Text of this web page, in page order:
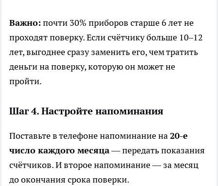
Важно: почти 30% приборов старше 6 лет не
проходят поверку. Если счётчику больше 10–12
лет, выгоднее сразу заменить его, чем тратить
деньги на поверку, которую он может не
пройти.
Шаг 4. Настройте напоминания
Поставьте в телефоне напоминание на20-е
число каждого месяца— передать показания
счётчиков. И второе напоминание — за месяц
до окончания срока поверки.